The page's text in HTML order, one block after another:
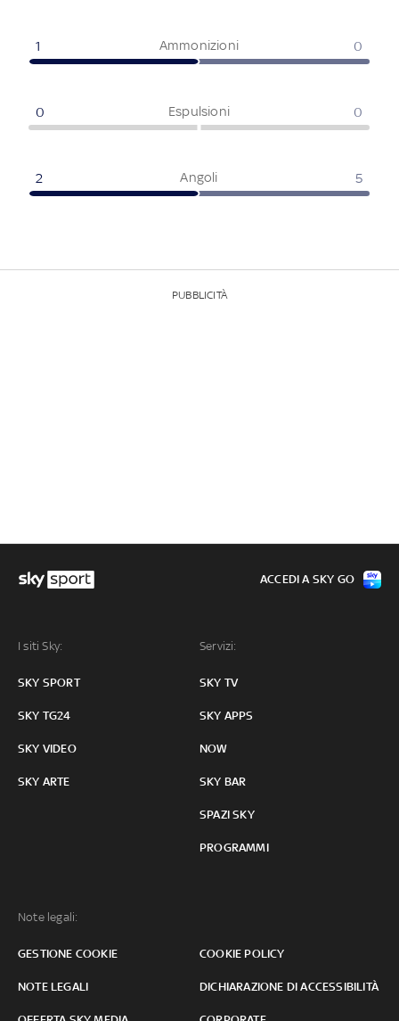
Ammonizioni
1 0
Espulsioni
0 0
Angoli
2 5
PUBBLICITÀ
I siti Sky:
SKY SPORT
SKY TG24
SKY VIDEO
SKY ARTE
Servizi:
SKY TV
SKY APPS
NOW
SKY BAR
SPAZI SKY
PROGRAMMI
Note legali:
GESTIONE COOKIE COOKIE POLICY
NOTE LEGALI DICHIARAZIONE DI ACCESSIBILITÀ
ACCEDI A SKY GO